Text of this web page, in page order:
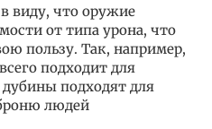
виду, что оружие
от типа урона, что
пользу. Так, например,
подходит для
подходят для
людей